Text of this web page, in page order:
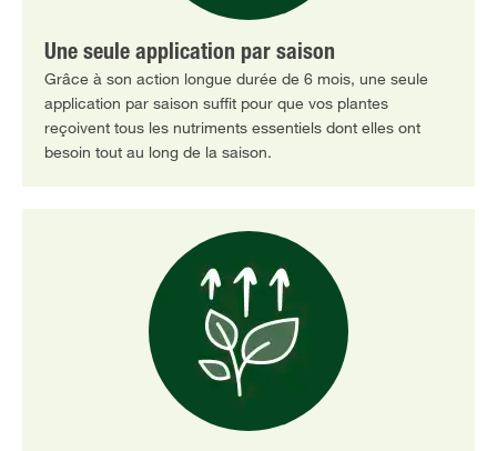
Une seule application par saison
Grâce à son action longue durée de 6 mois, une seule
application par saison suffit pour que vos plantes
reçoivent tous les nutriments essentiels dont elles ont
besoin tout au long de la saison.